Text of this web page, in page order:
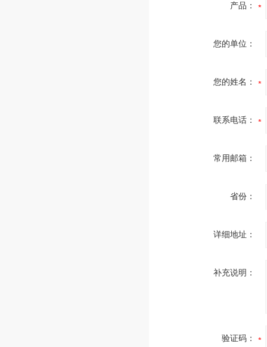
产品：
您的单位：
您的姓名：
联系电话：
常用邮箱：
省份：
详细地址：
补充说明：
验证码：